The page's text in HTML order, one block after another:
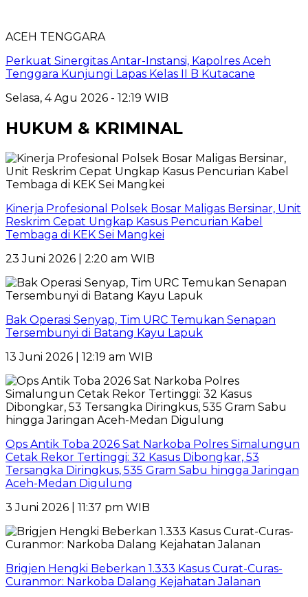
ACEH TENGGARA
Perkuat Sinergitas Antar-Instansi, Kapolres Aceh
Tenggara Kunjungi Lapas Kelas II B Kutacane
Selasa, 4 Agu 2026 - 12:19 WIB
HUKUM & KRIMINAL
Kinerja Profesional Polsek Bosar Maligas Bersinar, Unit
Reskrim Cepat Ungkap Kasus Pencurian Kabel
Tembaga di KEK Sei Mangkei
23 Juni 2026 | 2:20 am WIB
Bak Operasi Senyap, Tim URC Temukan Senapan
Tersembunyi di Batang Kayu Lapuk
13 Juni 2026 | 12:19 am WIB
Ops Antik Toba 2026 Sat Narkoba Polres Simalungun
Cetak Rekor Tertinggi: 32 Kasus Dibongkar, 53
Tersangka Diringkus, 535 Gram Sabu hingga Jaringan
Aceh-Medan Digulung
3 Juni 2026 | 11:37 pm WIB
Brigjen Hengki Beberkan 1.333 Kasus Curat-Curas-
Curanmor: Narkoba Dalang Kejahatan Jalanan